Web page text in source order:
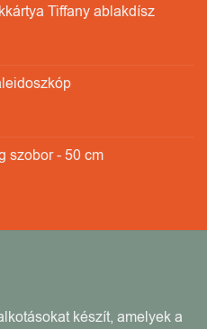
Tiffany ablakdísz
szobor - 50 cm
készít, amelyek a